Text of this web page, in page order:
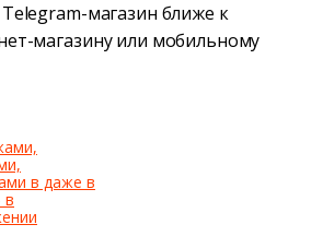
магазин ближе к
магазину или мобильному
в даже в
в